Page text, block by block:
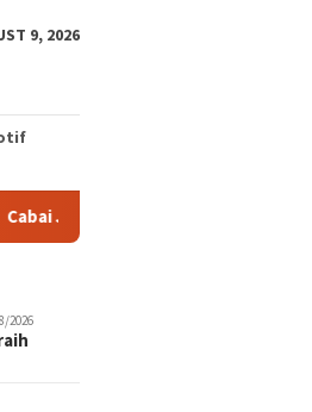
9, 2026
Pembuatan Video AKU HATINYA
2026